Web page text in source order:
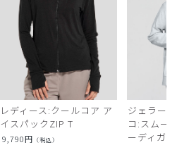
レディース:クールコア ア
イスパックZIP T
9,790円 （税込）
ジェラー
コ:スムー
ーディガン